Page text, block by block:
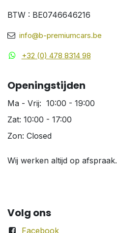
BTW : BE0746646216
info@b-premiumcars.be
+32 (0) 478 8314 98
Openingstijden
Ma - Vrij: 10:00 - 19:00
Zat: 10:00 - 17:00
Zon: Closed
Wij werken altijd op afspraak.
Volg ons
Facebook